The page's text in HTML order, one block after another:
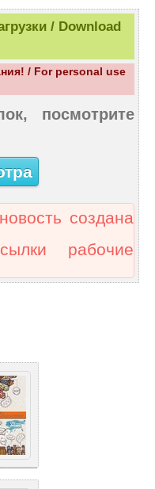
/ Download
/ For personal use
посмотрите
создана
рабочие